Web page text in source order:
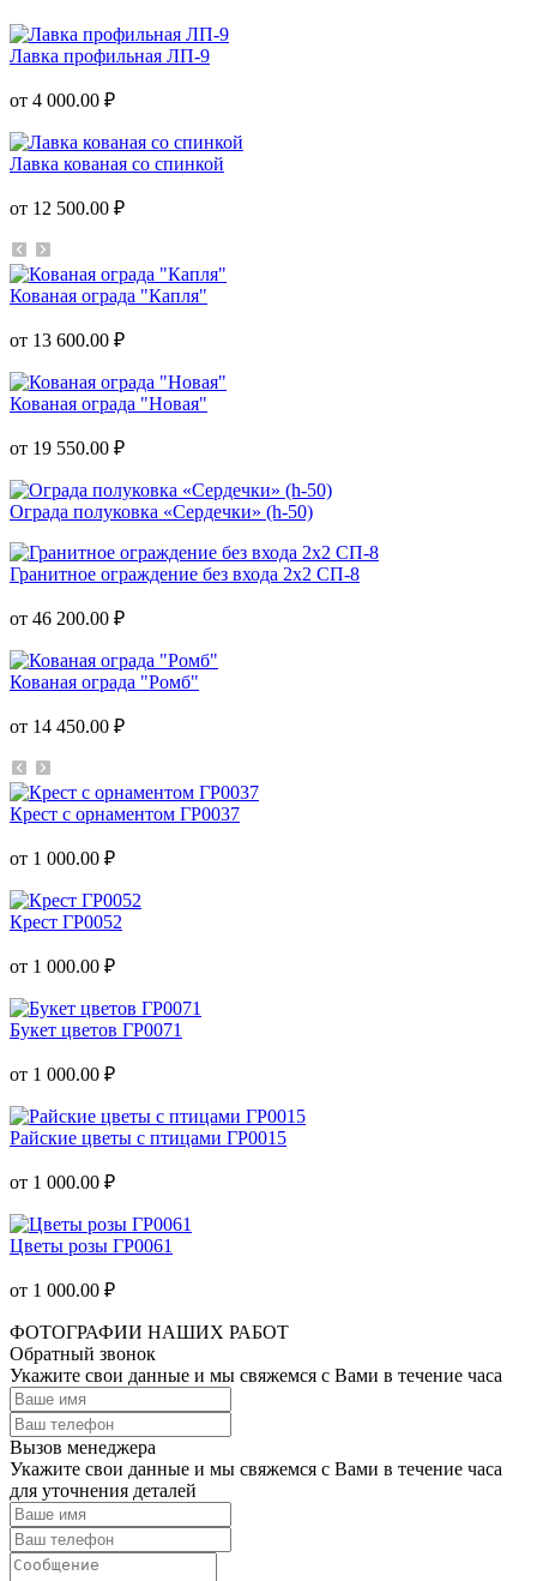
Лавка профильная ЛП-9
от 4 000.00 ₽
Лавка кованая со спинкой
от 12 500.00 ₽
Кованая ограда "Капля"
от 13 600.00 ₽
Кованая ограда "Новая"
от 19 550.00 ₽
Ограда полуковка «Сердечки» (h-50)
Гранитное ограждение без входа 2х2 СП-8
от 46 200.00 ₽
Кованая ограда "Ромб"
от 14 450.00 ₽
Крест с орнаментом ГР0037
от 1 000.00 ₽
Крест ГР0052
от 1 000.00 ₽
Букет цветов ГР0071
от 1 000.00 ₽
Райские цветы с птицами ГР0015
от 1 000.00 ₽
Цветы розы ГР0061
от 1 000.00 ₽
ФОТОГРАФИИ НАШИХ РАБОТ
Обратный звонок
Укажите свои данные и мы свяжемся с Вами в течение часа
Вызов менеджера
Укажите свои данные и мы свяжемся с Вами в течение часа
для уточнения деталей